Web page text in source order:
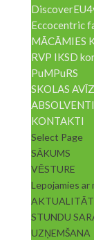
Eccocentric
MĀCĀMIES
RVP IKSD
PuMPuRS
SKOLAS
ABSOLVENTI
KONTAKTI
Select Page
SĀKUMS
VĒSTURE
Lepojamies ar
STUNDU
UZŅEMŠANA